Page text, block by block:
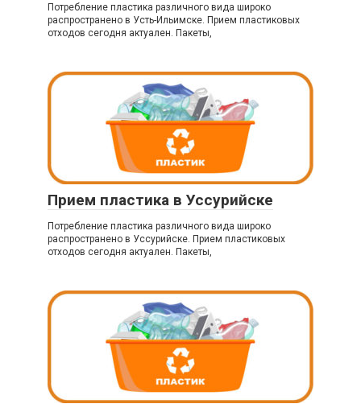
Потребление пластика различного вида широко
распространено в Усть-Ильимске. Прием пластиковых
отходов сегодня актуален. Пакеты,
Прием пластика в Уссурийске
Потребление пластика различного вида широко
распространено в Уссурийске. Прием пластиковых
отходов сегодня актуален. Пакеты,